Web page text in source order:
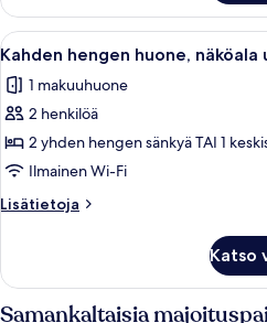
superior-
huone,
terassi
Avaa
kaikki
huonetyypin
Kahden
hengen
huone,
näköala
uima-
kuvat
3
Kahden hengen huone,
1 makuuhuone
2 henkilöä
2 yhden hengen sänkyä TAI 1
Ilmainen Wi-Fi
Lisätietoja
Lisätietoja
huone,
näköala
Katso
Samankaltaisia